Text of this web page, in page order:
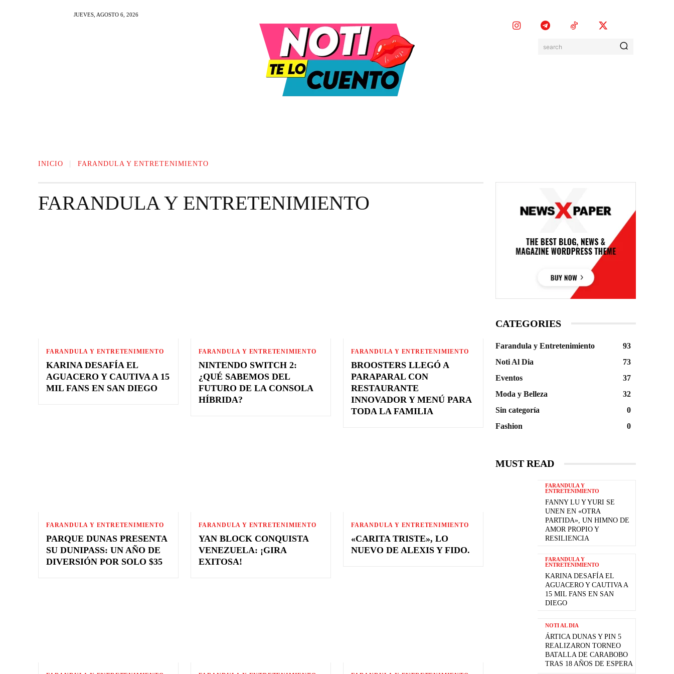
JUEVES, AGOSTO 6, 2026
search
INICIO FARANDULA Y ENTRETENIMIENTO
FARANDULA Y ENTRETENIMIENTO
FARANDULA Y ENTRETENIMIENTO
KARINA DESAFÍA EL
AGUACERO Y CAUTIVA A 15
MIL FANS EN SAN DIEGO
FARANDULA Y ENTRETENIMIENTO
NINTENDO SWITCH 2:
¿QUÉ SABEMOS DEL
FUTURO DE LA CONSOLA
HÍBRIDA?
FARANDULA Y ENTRETENIMIENTO
BROOSTERS LLEGÓ A
PARAPARAL CON
RESTAURANTE
INNOVADOR Y MENÚ PARA
TODA LA FAMILIA
FARANDULA Y ENTRETENIMIENTO
PARQUE DUNAS PRESENTA
SU DUNIPASS: UN AÑO DE
DIVERSIÓN POR SOLO $35
FARANDULA Y ENTRETENIMIENTO
YAN BLOCK CONQUISTA
VENEZUELA: ¡GIRA
EXITOSA!
FARANDULA Y ENTRETENIMIENTO
«CARITA TRISTE», LO
NUEVO DE ALEXIS Y FIDO.
CATEGORIES
Farandula y Entretenimiento
93
Noti Al Dia
73
Eventos
37
Moda y Belleza
32
Sin categoría
0
Fashion
0
MUST READ
FARANDULA Y
ENTRETENIMIENTO
FANNY LU Y YURI SE
UNEN EN «OTRA
PARTIDA», UN HIMNO DE
AMOR PROPIO Y
RESILIENCIA
FARANDULA Y
ENTRETENIMIENTO
KARINA DESAFÍA EL
AGUACERO Y CAUTIVA A
15 MIL FANS EN SAN
DIEGO
NOTI AL DIA
ÁRTICA DUNAS Y PIN 5
REALIZARON TORNEO
BATALLA DE CARABOBO
TRAS 18 AÑOS DE ESPERA